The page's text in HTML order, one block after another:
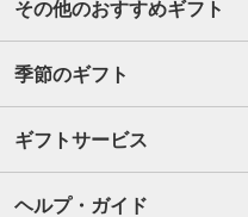
その他のおすすめギフト
季節のギフト
ギフトサービス
ヘルプ・ガイド